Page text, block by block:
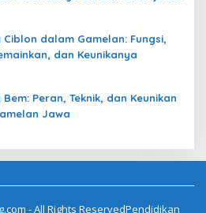
Ciblon dalam Gamelan: Fungsi,
dan Keunikanya
Bem: Peran, Teknik, dan Keunikan
Jawa
- All Rights ReservedPendidikan